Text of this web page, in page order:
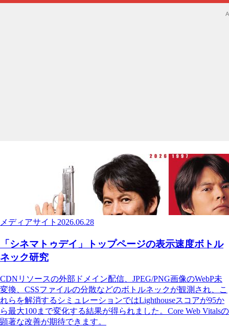
メディアサイト 2026.06.28
「シネマトゥデイ」トップページの表示速度ボトル
ネック研究
CDNリソースの外部ドメイン配信、JPEG/PNG画像のWebP未
変換、CSSファイルの分散などのボトルネックが観測され、こ
れらを解消するシミュレーションではLighthouseスコアが95か
ら最大100まで変化する結果が得られました。Core Web Vitalsの
顕著な改善が期待できます。